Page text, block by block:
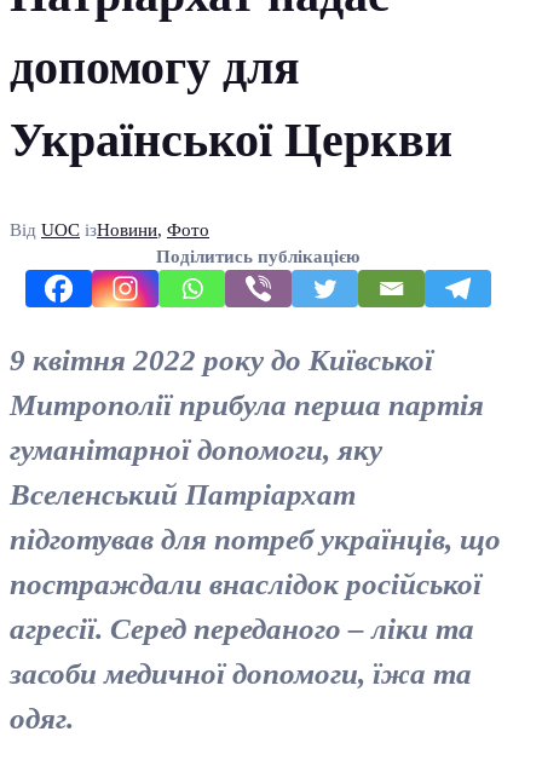
допомогу для
Української Церкви
Від UOC ізНовини, Фото
Поділитись публікацією
9 квітня 2022 року до Київської
Митрополії прибула перша партія
гуманітарної допомоги, яку
Вселенський Патріархат
підготував для потреб українців, що
постраждали внаслідок російської
агресії. Серед переданого – ліки та
засоби медичної допомоги, їжа та
одяг.